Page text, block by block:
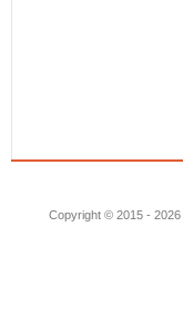
Copyright © 2015 - 2026